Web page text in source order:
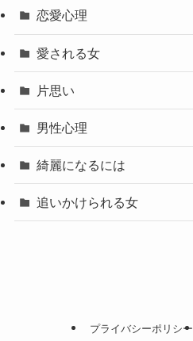
恋愛心理
愛される女
片思い
男性心理
綺麗になるには
追いかけられる女
プライバシーポリシー